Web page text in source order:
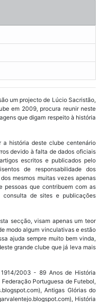
um projecto de Lúcio Sacristão,
em 2009, procura reunir neste
que digam respeito à história
a história deste clube centenário
devido à falta de dados oficiais
escritos e publicados pelo
de responsabilidade dos
mesmos muitas vezes apenas
pessoas que contribuem com as
consulta de sites e publicações
secção, visam apenas um teor
modo algum vinculativas e estão
ajuda sempre muito bem vinda,
grande clube que já leva mais
1914/2003 - 89 Anos de História
Portuguesa de Futebol,
Antigas Glórias do
História